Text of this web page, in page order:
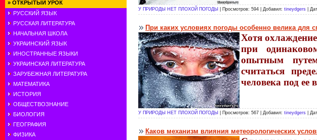
» ОТКРЫТЫЙ УРОК
РУССКИЙ ЯЗЫК
РУССКАЯ ЛИТЕРАТУРА
НАЧАЛЬНАЯ ШКОЛА
УКРАИНСКИЙ ЯЗЫК
ИНОСТРАННЫЕ ЯЗЫКИ
УКРАИНСКАЯ ЛИТЕРАТУРА
ЗАРУБЕЖНАЯ ЛИТЕРАТУРА
МАТЕМАТИКА
ИСТОРИЯ
ОБЩЕСТВОЗНАНИЕ
БИОЛОГИЯ
ГЕОГРАФИЯ
ФИЗИКА
У ПРИРОДЫ НЕТ ПЛОХОЙ ПОГОДЫ | Просмотров: 594 | Добавил: tineydgers |
При каких условиях погоды особенно велика для
Хотя
при
опытным
считаться
человека под ее
У ПРИРОДЫ НЕТ ПЛОХОЙ ПОГОДЫ | Просмотров: 567 | Добавил: tineydgers |
Каков механизм влияния метеорологических